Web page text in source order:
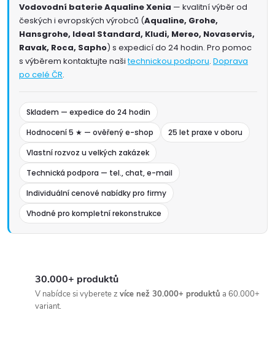
Vodovodní baterie Aqualine Xenia — kvalitní výběr od
českých i evropských výrobců (Aqualine, Grohe,
Hansgrohe, Ideal Standard, Kludi, Mereo, Novaservis,
Ravak, Roca, Sapho) s expedicí do 24 hodin. Pro pomoc
s výběrem kontaktujte našitechnickou podporu. Doprava
po celé ČR.
Skladem — expedice do 24 hodin
Hodnocení 5 ★ — ověřený e-shop
25 let praxe v oboru
Vlastní rozvoz u velkých zakázek
Technická podpora — tel., chat, e-mail
Individuální cenové nabídky pro firmy
Vhodné pro kompletní rekonstrukce
30.000+ produktů
V nabídce si vyberete z více než 30.000+ produktů a 60.000+
variant.